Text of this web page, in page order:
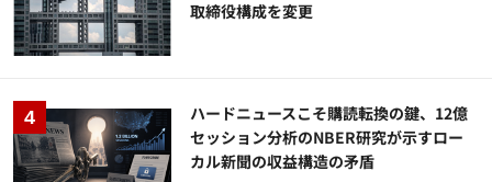
取締役構成を変更
ハードニュースこそ購読転換の鍵、12億
セッション分析のNBER研究が示すロー
カル新聞の収益構造の矛盾